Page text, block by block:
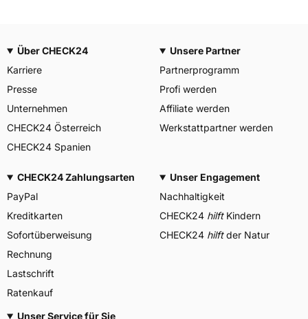
Über CHECK24
Karriere
Presse
Unternehmen
CHECK24 Österreich
CHECK24 Spanien
Unsere Partner
Partnerprogramm
Profi werden
Affiliate werden
Werkstattpartner werden
CHECK24 Zahlungsarten
PayPal
Kreditkarten
Sofortüberweisung
Rechnung
Lastschrift
Ratenkauf
Unser Engagement
Nachhaltigkeit
CHECK24 hilftKindern
CHECK24 hilftder Natur
Unser Service für Sie